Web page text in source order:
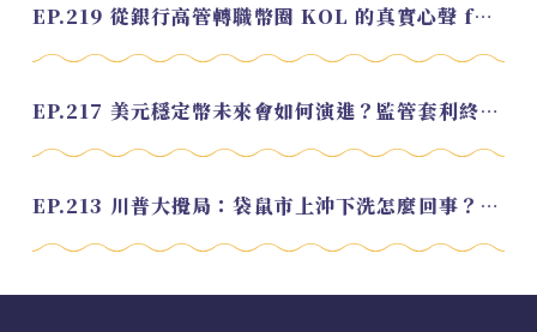
EP.219 從銀行高管轉職幣圈 KOL 的真實心聲 feat.龜大
EP.217 美元穩定幣未來會如何演進？監管套利終將收斂？feat. 研究員 余哲安
EP.213 川普大攪局：袋鼠市上沖下洗怎麼回事？feat. Alvin